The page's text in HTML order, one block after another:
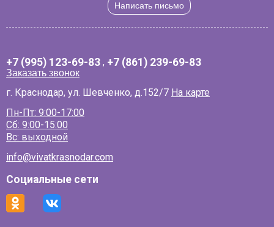
Написать письмо
+7 (995) 123-69-83 , +7 (861) 239-69-83
Заказать звонок
г. Краснодар, ул. Шевченко, д.152/7 На карте
Пн-Пт: 9:00-17:00
Сб: 9:00-15:00
Вс: выходной
info@vivatkrasnodar.com
Социальные сети